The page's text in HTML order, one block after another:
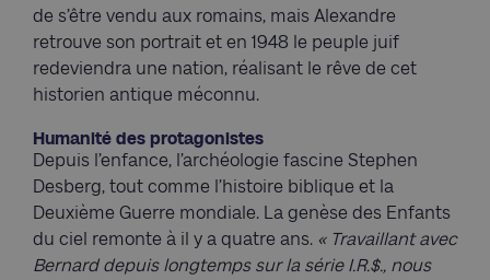
de s’être vendu aux romains, mais Alexandre
retrouve son portrait et en 1948 le peuple juif
redeviendra une nation, réalisant le rêve de cet
historien antique méconnu.
Humanité des protagonistes
Depuis l’enfance, l’archéologie fascine Stephen
Desberg, tout comme l’histoire biblique et la
Deuxième Guerre mondiale. La genèse des Enfants
du ciel remonte à il y a quatre ans. « Travaillant avec
Bernard depuis longtemps sur la série I.R.$., nous